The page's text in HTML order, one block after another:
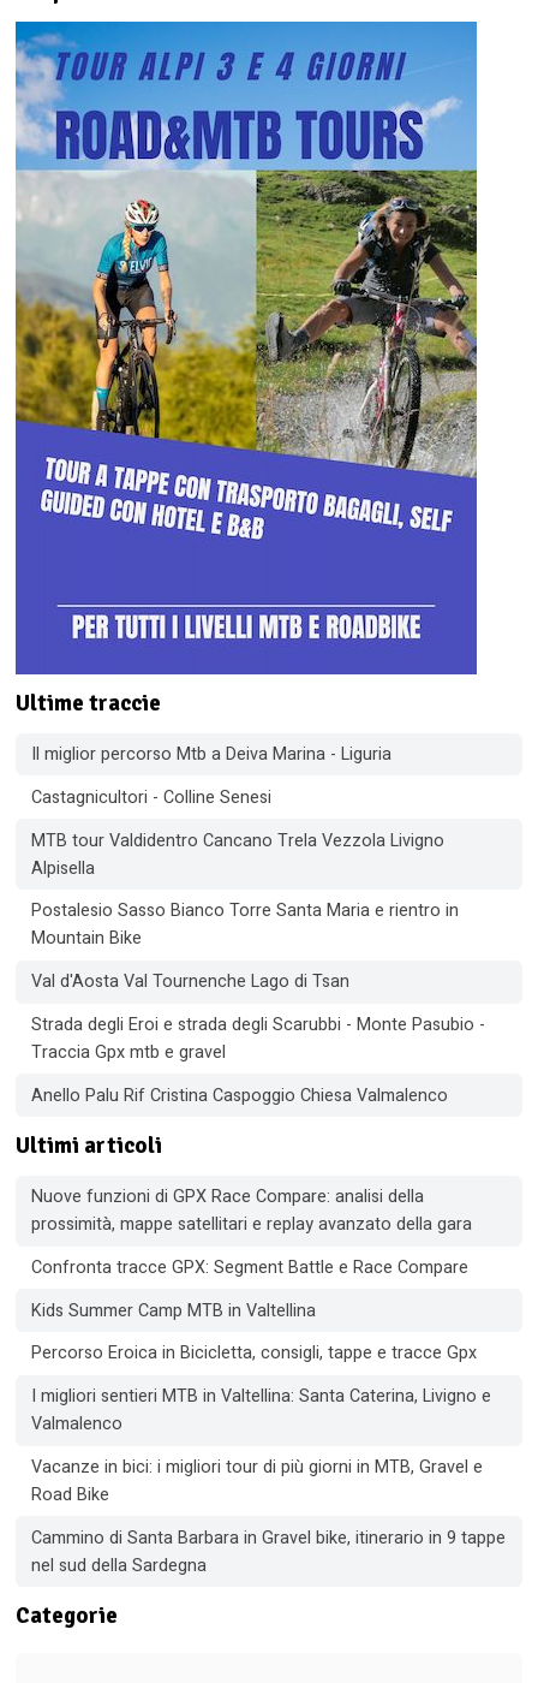
Ultime traccie
Il miglior percorso Mtb a Deiva Marina - Liguria
Castagnicultori - Colline Senesi
MTB tour Valdidentro Cancano Trela Vezzola Livigno
Alpisella
Postalesio Sasso Bianco Torre Santa Maria e rientro in
Mountain Bike
Val d'Aosta Val Tournenche Lago di Tsan
Strada degli Eroi e strada degli Scarubbi - Monte Pasubio -
Traccia Gpx mtb e gravel
Anello Palu Rif Cristina Caspoggio Chiesa Valmalenco
Ultimi articoli
Nuove funzioni di GPX Race Compare: analisi della
prossimità, mappe satellitari e replay avanzato della gara
Confronta tracce GPX: Segment Battle e Race Compare
Kids Summer Camp MTB in Valtellina
Percorso Eroica in Bicicletta, consigli, tappe e tracce Gpx
I migliori sentieri MTB in Valtellina: Santa Caterina, Livigno e
Valmalenco
Vacanze in bici: i migliori tour di più giorni in MTB, Gravel e
Road Bike
Cammino di Santa Barbara in Gravel bike, itinerario in 9 tappe
nel sud della Sardegna
Categorie